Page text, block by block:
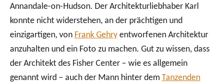
Annandale-on-Hudson. Der Architekturliebhaber Karl
konnte nicht widerstehen, an der prächtigen und
einzigartigen, von Frank Gehry entworfenen Architektur
anzuhalten und ein Foto zu machen. Gut zu wissen, dass
der Architekt des Fisher Center – wie es allgemein
genannt wird – auch der Mann hinter dem Tanzenden